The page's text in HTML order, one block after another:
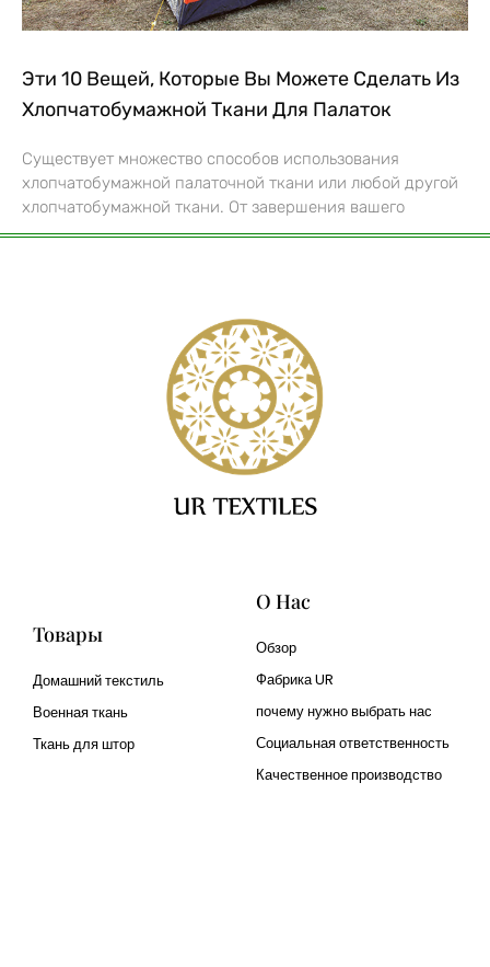
Эти 10 Вещей, Которые Вы Можете Сделать Из
Хлопчатобумажной Ткани Для Палаток
Существует множество способов использования
хлопчатобумажной палаточной ткани или любой другой
хлопчатобумажной ткани. От завершения вашего
Товары
Домашний текстиль
Военная ткань
Ткань для штор
О Нас
Обзор
Фабрика UR
почему нужно выбрать нас
Социальная ответственность
Качественное производство